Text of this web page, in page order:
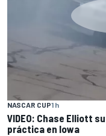
NASCAR CUP1 h
VIDEO: Chase Elliott
práctica en Iowa